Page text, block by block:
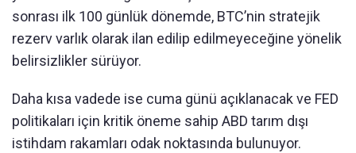
sonrası ilk 100 günlük dönemde, BTC’nin stratejik
rezerv varlık olarak ilan edilip edilmeyeceğine yönelik
belirsizlikler sürüyor.
Daha kısa vadede ise cuma günü açıklanacak ve FED
politikaları için kritik öneme sahip ABD tarım dışı
istihdam rakamları odak noktasında bulunuyor.